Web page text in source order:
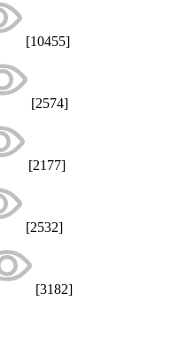
[10455]
[2574]
[2177]
[2532]
[3182]